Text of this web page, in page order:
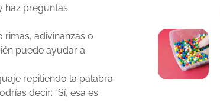
haz preguntas
adivinanzas o
puede ayudar a
repitiendo la palabra
decir: “Sí, esa es